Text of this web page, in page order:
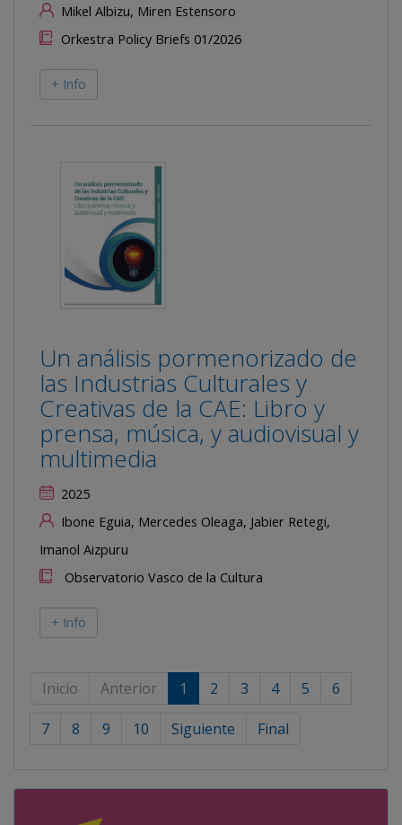
Mikel Albizu, Miren Estensoro
Orkestra Policy Briefs 01/2026
+ Info
Un análisis pormenorizado de
las Industrias Culturales y
Creativas de la CAE: Libro y
prensa, música, y audiovisual y
multimedia
2025
Ibone Eguia, Mercedes Oleaga, Jabier Retegi,
Imanol Aizpuru
Observatorio Vasco de la Cultura
+ Info
Inicio Anterior 1 2 3 4 5 6
7 8 9 10 Siguiente Final